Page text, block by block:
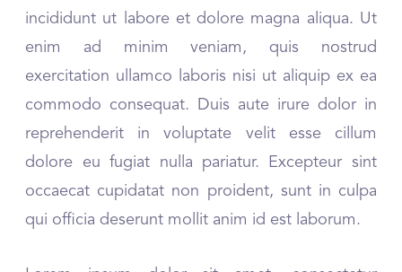
incididunt ut labore et dolore magna aliqua. Ut
enim ad minim veniam, quis nostrud
exercitation ullamco laboris nisi ut aliquip ex ea
commodo consequat. Duis aute irure dolor in
reprehenderit in voluptate velit esse cillum
dolore eu fugiat nulla pariatur. Excepteur sint
occaecat cupidatat non proident, sunt in culpa
qui officia deserunt mollit anim id est laborum.